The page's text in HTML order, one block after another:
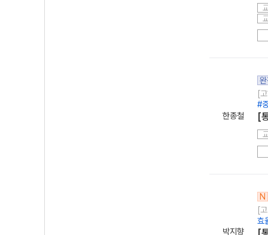
한종철
[
#
[
박지향
N
[
효